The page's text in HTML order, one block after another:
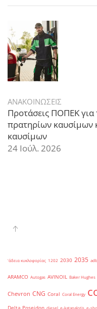
ΑΝΑΚΟΙΝΩΣΕΙΣ
Προτάσεις ΠΟΠΕΚ
πρατηρίων καυσίμων
καυσίμων
24 Ιούλ. 2026
'άδεια κυκλοφορίας 1202 2030 2035
ARAMCO Autogas AVINOIL Baker Hughes
Chevron CNG Coral Coral Energy
diesel e-katanalotis e-